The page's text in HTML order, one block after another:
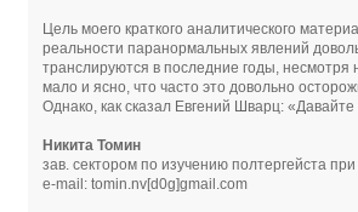
Цель моего краткого аналитического
реальности паранормальных явлений
транслируются в последние годы, несмотря
мало и ясно, что часто это довольно
Однако, как сказал Евгений Шварц:
Никита Томин
зав. сектором по изучению полтергейста
e-mail: tomin.nv[d0g]gmail.com